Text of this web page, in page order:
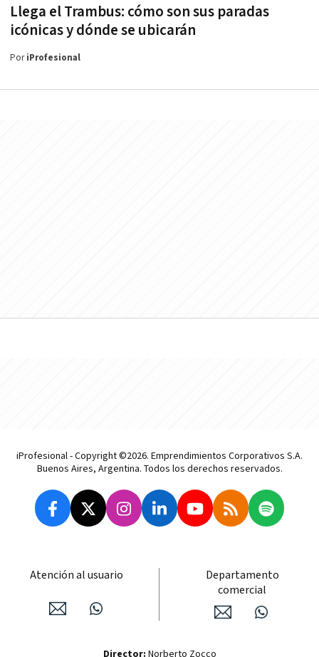
Llega el Trambus: cómo son sus paradas
icónicas y dónde se ubicarán
PoriProfesional
iProfesional - Copyright ©2026. Emprendimientos Corporativos S.A.
Buenos Aires, Argentina. Todos los derechos reservados.
Atención al usuario
Departamento
comercial
Director: Norberto Zocco